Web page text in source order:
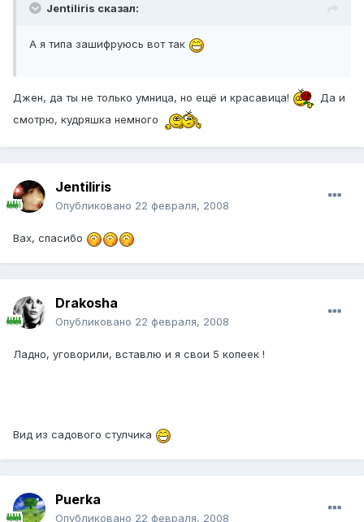
Jentiliris сказал:
А я типа зашифруюсь вот так
Джен, да ты не только умница, но ещё и красавица!
Да и
смотрю, кудряшка немного
Jentiliris
Опубликовано 22 февраля, 2008
Вах, спасибо
Drakosha
Опубликовано 22 февраля, 2008
Ладно, уговорили, вставлю и я свои 5 копеек !
Вид из садового стулчика
Puerka
Опубликовано 22 февраля, 2008